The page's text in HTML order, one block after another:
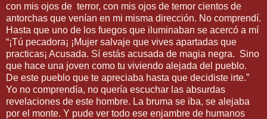
con mis ojos de terror, con mis ojos de temor cientos de
antorchas que venían en mi misma dirección. No comprendí.
Hasta que uno de los fuegos que iluminaban se acercó a mí
“¡Tú pecadora¡ ¡Mujer salvaje que vives apartadas que
practicas¡ Acusada. Sí estás acusada de magia negra. Sino
que hace una joven como tu viviendo alejada del pueblo.
De este pueblo que te apreciaba hasta que decidiste irte.”
Yo no comprendía, no quería escuchar las absurdas
revelaciones de este hombre. La bruma se iba, se alejaba
por el monte. Y pude ver todo ese enjambre de humanos